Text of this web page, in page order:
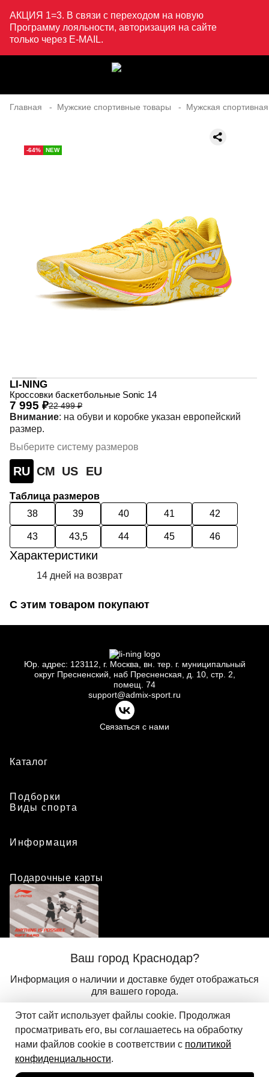
АКЦИЯ 1=3. В связи с переходом на новую
Программу лояльности, авторизация на сайте
только через E-MAIL.
Ваш город Краснодар?
Информация о наличии и доставке будет отображаться
для вашего города.
Главная Мужские спортивные товары Мужская
-64% NEW
LI-NING
Кроссовки баскетбольные Sonic 14
22 499 ₽
7 995 ₽
Внимание: на обуви и коробке указан европейский
размер.
Выберите систему размеров
RU СМ US EU
Таблица размеров
38
39 40 41 42
43 43,5 44 45 46
Добавить в корзину
Характеристики
14 дней на возврат
С этим товаром покупают
Юр. адрес: 123112, г. Москва, вн. тер. г. муниципальный
округ Пресненский, наб Пресненская, д. 10, стр. 2,
помещ. 74
support@admix-sport.ru
Связаться с нами
Каталог
Подборки
Виды спорта
Информация
Подарочные карты
Положение о программе лояльности
Присоединиться
© 2024 ООО «АДМИКС СПОРТ», официальный дистрибьютор
Li-Ning в России
Этот сайт использует файлы cookie. Продолжая
просматривать его, вы соглашаетесь на обработку
нами файлов cookie в соответствии с политикой
конфиденциальности.